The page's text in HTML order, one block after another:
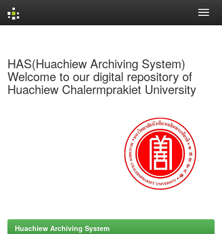
HAS(Huachiew Archiving System)
Welcome to our digital repository of
Huachiew Chalermprakiet University
Huachiew Archiving System